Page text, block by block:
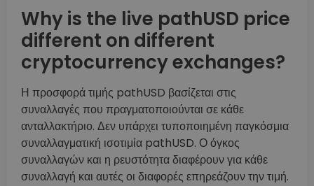
Why is the live pathUSD price
different on different
cryptocurrency exchanges?
Η προσφορά τιμής pathUSD βασίζεται στις
συναλλαγές που πραγματοποιούνται σε κάθε
ανταλλακτήριο. Δεν υπάρχει τυποποιημένη παγκόσμια
συναλλαγματική ισοτιμία pathUSD. Ο όγκος
συναλλαγών και η ρευστότητα διαφέρουν για κάθε
συναλλαγή και αυτές οι διαφορές επηρεάζουν την τιμή.